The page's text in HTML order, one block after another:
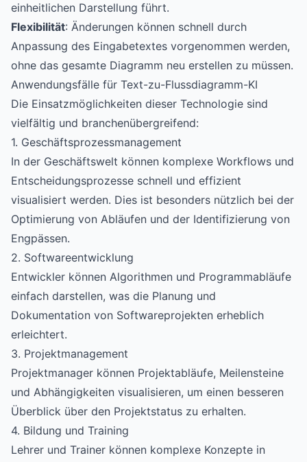
einheitlichen Darstellung führt.
Flexibilität: Änderungen können schnell durch
Anpassung des Eingabetextes vorgenommen werden,
ohne das gesamte Diagramm neu erstellen zu müssen.
Anwendungsfälle für Text-zu-Flussdiagramm-KI
Die Einsatzmöglichkeiten dieser Technologie sind
vielfältig und branchenübergreifend:
1. Geschäftsprozessmanagement
In der Geschäftswelt können komplexe Workflows und
Entscheidungsprozesse schnell und effizient
visualisiert werden. Dies ist besonders nützlich bei der
Optimierung von Abläufen und der Identifizierung von
Engpässen.
2. Softwareentwicklung
Entwickler können Algorithmen und Programmabläufe
einfach darstellen, was die Planung und
Dokumentation von Softwareprojekten erheblich
erleichtert.
3. Projektmanagement
Projektmanager können Projektabläufe, Meilensteine
und Abhängigkeiten visualisieren, um einen besseren
Überblick über den Projektstatus zu erhalten.
4. Bildung und Training
Lehrer und Trainer können komplexe Konzepte in